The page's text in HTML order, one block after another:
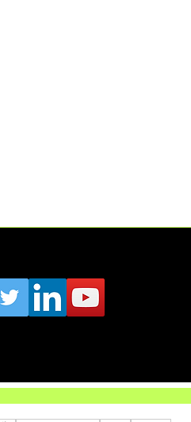
MESA Champions: Road To
IESF